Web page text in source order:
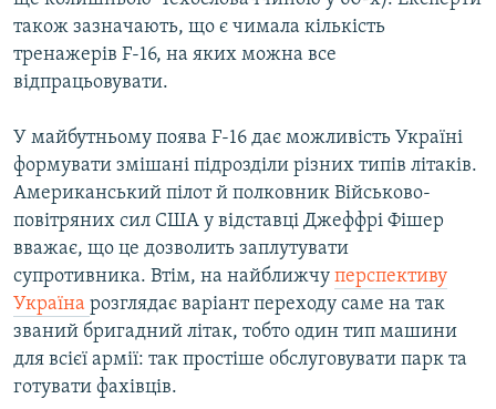
також зазначають, що є чимала кількість
тренажерів F-16, на яких можна все
відпрацьовувати.
У майбутньому поява F-16 дає можливість Україні
формувати змішані підрозділи різних типів літаків.
Американський пілот й полковник Військово-
повітряних сил США у відставці Джеффрі Фішер
вважає, що це дозволить заплутувати
супротивника. Втім, на найближчу перспективу
Україна розглядає варіант переходу саме на так
званий бригадний літак, тобто один тип машини
для всієї армії: так простіше обслуговувати парк та
готувати фахівців.